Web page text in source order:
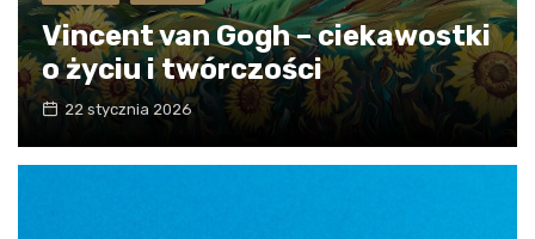
Vincent van Gogh – ciekawostki
o życiu i twórczości
22 stycznia 2026